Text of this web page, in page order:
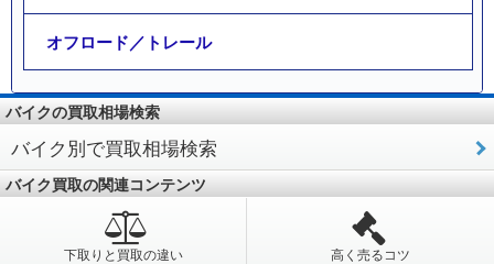
オフロード／トレール
バイクの買取相場検索
バイク別で買取相場検索
バイク買取の関連コンテンツ
下取りと買取の違い 高く売るコツ